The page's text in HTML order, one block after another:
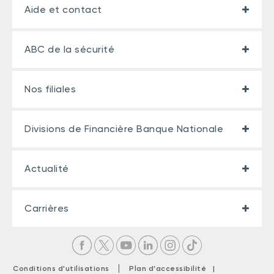
Aide et contact
ABC de la sécurité
Nos filiales
Divisions de Financière Banque Nationale
Actualité
Carrières
Conditions d'utilisations | Plan d'accessibilité |